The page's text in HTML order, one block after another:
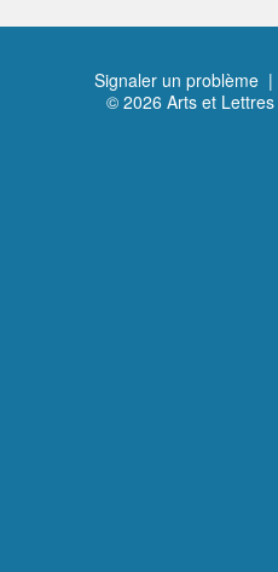
Signaler un problème |
© 2026 Arts et Lettres